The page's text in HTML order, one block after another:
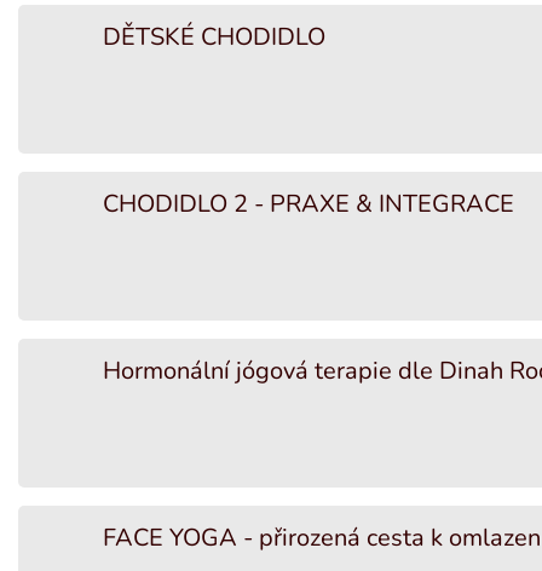
DĚTSKÉ CHODIDLO
CHODIDLO 2 - PRAXE & INTEGRACE
Hormonální jógová terapie dle Dinah
FACE YOGA - přirozená cesta k